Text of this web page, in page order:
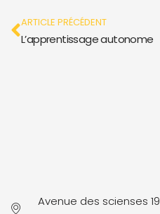
ARTICLE PRÉCÉDENT
L’apprentissage autonome
Avenue des scienses 19